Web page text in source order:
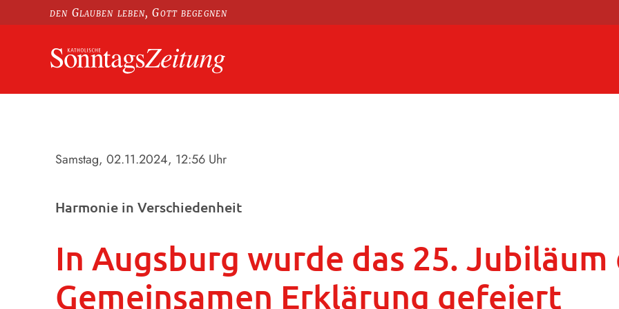
den Glauben leben, Gott begegnen
Samstag, 02.11.2024, 12:56 Uhr
Harmonie in Verschiedenheit
In Augsburg wurde das 25. Jubiläum
Gemeinsamen Erklärung gefeiert